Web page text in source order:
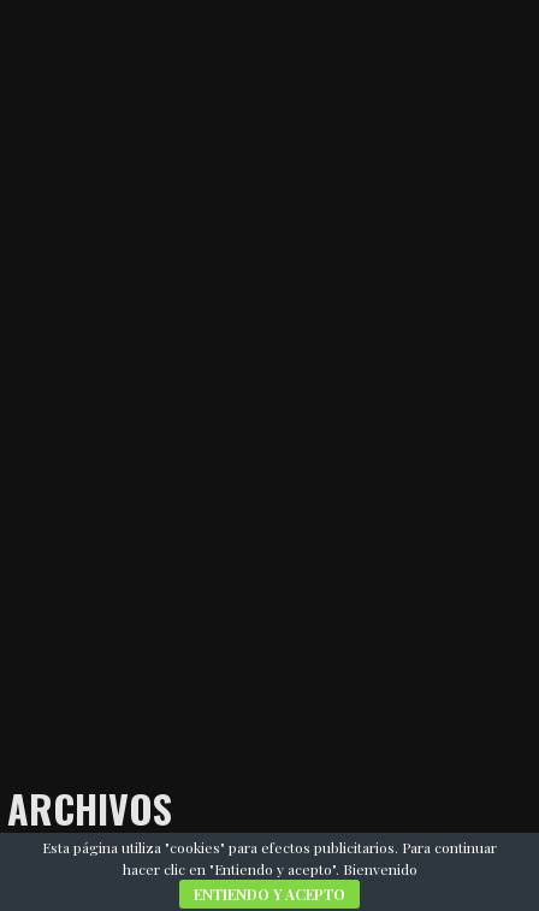
ARCHIVOS
Esta página utiliza "cookies" para efectos publicitarios. Para continuar
hacer clic en "Entiendo y acepto". Bienvenido
ENTIENDO Y ACEPTO